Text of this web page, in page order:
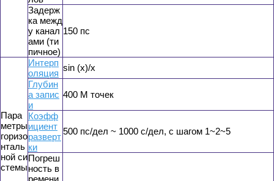
Задерж
ка межд
у канал
ами (ти
пичное)
150 пс
Пара
метры
горизо
нталь
ной си
стемы
Интерп
оляция
sin (x)/x
Глубин
а запис
и
400 М точек
Коэфф
ициент
разверт
ки
500 пс/дел ~ 1000 с/дел, с шагом 1~2~5
Погреш
ность в
ремени